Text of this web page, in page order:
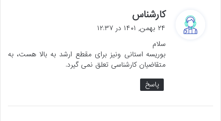
کارشناس
ف
۲۴ بهمن, ۱۴۰۱ در ۱۲:۳۷
سلام
بوریسه استانی ونیز برای مقطع ارشد به بالا هست، به
متقاضیان کارشناسی تعلق نمی گیرد.
پاسخ